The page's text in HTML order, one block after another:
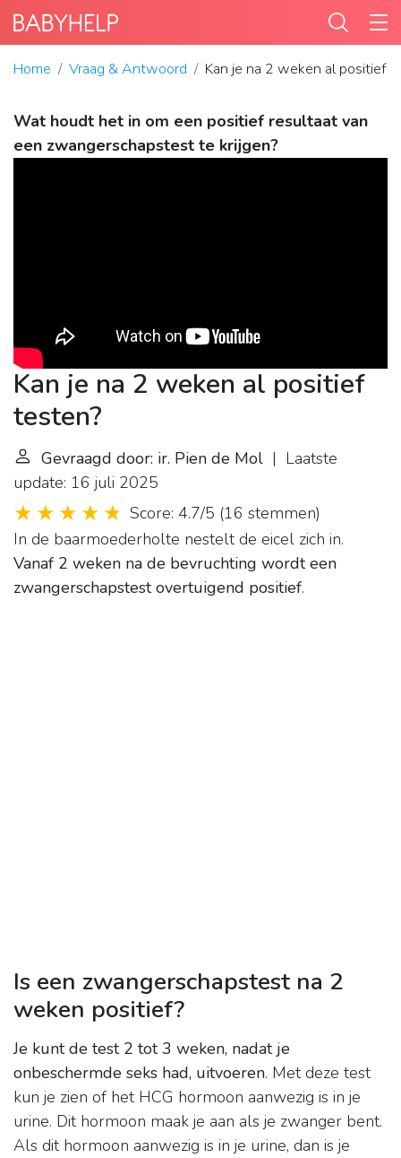
Home Vraag & Antwoord Kan je na 2 weken al positief
Wat houdt het in om een positief resultaat van
een zwangerschapstest te krijgen?
Kan je na 2 weken al positief
testen?
Gevraagd door: ir. Pien de Mol | Laatste
update: 16 juli 2025
Score: 4.7/5 (16 stemmen)
In de baarmoederholte nestelt de eicel zich in.
Vanaf 2 weken na de bevruchting wordt een
zwangerschapstest overtuigend positief.
Is een zwangerschapstest na 2
weken positief?
Je kunt de test 2 tot 3 weken, nadat je
onbeschermde seks had, uitvoeren. Met deze test
kun je zien of het HCG hormoon aanwezig is in je
urine. Dit hormoon maak je aan als je zwanger bent.
Als dit hormoon aanwezig is in je urine, dan is je